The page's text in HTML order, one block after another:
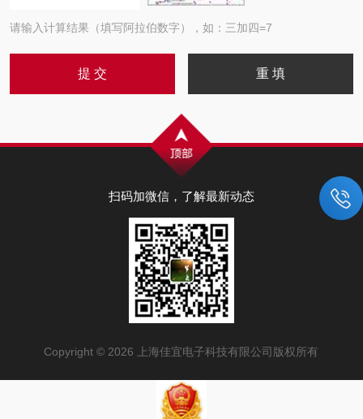
请输入计算结果（填写阿拉伯数字），如：三加四=7
扫码加微信，了解最新动态
Copyright © 2026 上海佳宜电子科技有限公司版权所有